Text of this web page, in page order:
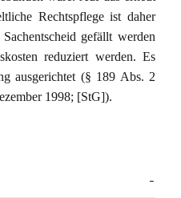
Rechtspflege ist daher
gefällt werden
reduziert werden. Es
ausgerichtet (§ 189 Abs. 2
1998; [StG]).